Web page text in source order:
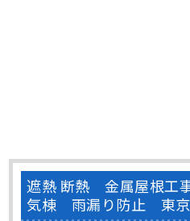
遮熱 断熱 金属屋根
気棟 雨漏り防止 東